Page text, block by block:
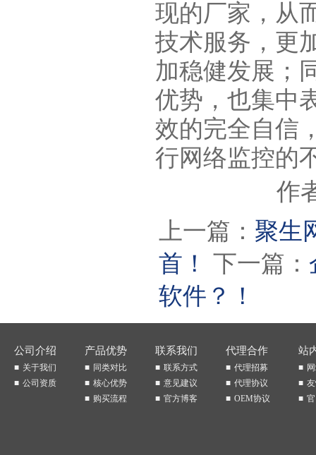
现的厂家，从
技术服务，更
加稳健发展；
优势，也集中
效的完全自信
行网络监控的
作
上一篇： 聚生
首！
下一篇：
软件？！
公司介绍
关于我们
公司资质
产品优势
同类对比
核心优势
购买流程
联系我们
联系方式
意见建议
官方博客
代理合作
代理招募
代理协议
OEM协议
站